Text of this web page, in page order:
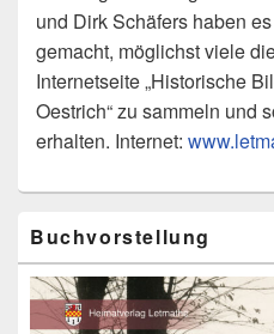
und Dirk Schäfers haben
gemacht, möglichst viele
Internetseite „Historische
Oestrich“ zu sammeln und
erhalten. Internet:
Seitenleisten-
Widgetbereich
Buchvorstellung